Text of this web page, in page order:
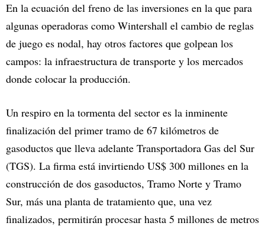
En la ecuación del freno de las inversiones en la que para
algunas operadoras como Wintershall el cambio de reglas
de juego es nodal, hay otros factores que golpean los
campos: la infraestructura de transporte y los mercados
donde colocar la producción.
Un respiro en la tormenta del sector es la inminente
finalización del primer tramo de 67 kilómetros de
gasoductos que lleva adelante Transportadora Gas del Sur
(TGS). La firma está invirtiendo US$ 300 millones en la
construcción de dos gasoductos, Tramo Norte y Tramo
Sur, más una planta de tratamiento que, una vez
finalizados, permitirán procesar hasta 5 millones de metros